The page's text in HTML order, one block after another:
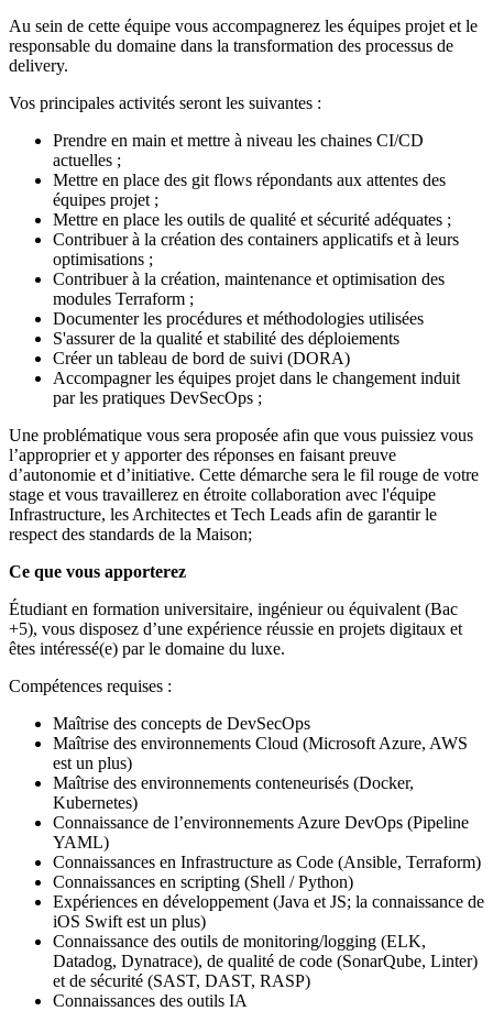
Au sein de cette équipe vous accompagnerez les équipes projet et le
responsable du domaine dans la transformation des processus de
delivery.
Vos principales activités seront les suivantes :
Prendre en main et mettre à niveau les chaines CI/CD
actuelles ;
Mettre en place des git flows répondants aux attentes des
équipes projet ;
Mettre en place les outils de qualité et sécurité adéquates ;
Contribuer à la création des containers applicatifs et à leurs
optimisations ;
Contribuer à la création, maintenance et optimisation des
modules Terraform ;
Documenter les procédures et méthodologies utilisées
S'assurer de la qualité et stabilité des déploiements
Créer un tableau de bord de suivi (DORA)
Accompagner les équipes projet dans le changement induit
par les pratiques DevSecOps ;
Une problématique vous sera proposée afin que vous puissiez vous
l’approprier et y apporter des réponses en faisant preuve
d’autonomie et d’initiative. Cette démarche sera le fil rouge de votre
stage et vous travaillerez en étroite collaboration avec l'équipe
Infrastructure, les Architectes et Tech Leads afin de garantir le
respect des standards de la Maison;
Ce que vous apporterez
Étudiant en formation universitaire, ingénieur ou équivalent (Bac
+5), vous disposez d’une expérience réussie en projets digitaux et
êtes intéressé(e) par le domaine du luxe.
Compétences requises :
Maîtrise des concepts de DevSecOps
Maîtrise des environnements Cloud (Microsoft Azure, AWS
est un plus)
Maîtrise des environnements conteneurisés (Docker,
Kubernetes)
Connaissance de l’environnements Azure DevOps (Pipeline
YAML)
Connaissances en Infrastructure as Code (Ansible, Terraform)
Connaissances en scripting (Shell / Python)
Expériences en développement (Java et JS; la connaissance de
iOS Swift est un plus)
Connaissance des outils de monitoring/logging (ELK,
Datadog, Dynatrace), de qualité de code (SonarQube, Linter)
et de sécurité (SAST, DAST, RASP)
Connaissances des outils IA